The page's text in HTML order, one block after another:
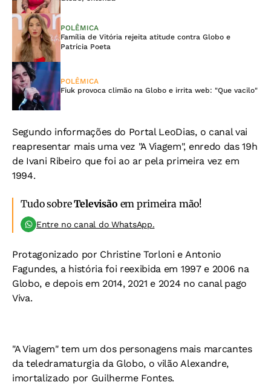
POLÊMICA
Família de Vitória rejeita atitude contra Globo e
Patrícia Poeta
POLÊMICA
Fiuk provoca climão na Globo e irrita web: "Que vacilo"
Segundo informações do Portal LeoDias, o canal vai
reapresentar mais uma vez "A Viagem", enredo das 19h
de Ivani Ribeiro que foi ao ar pela primeira vez em
1994.
Tudo sobreTelevisão em primeira mão!
Entre no canal do WhatsApp.
Protagonizado por Christine Torloni e Antonio
Fagundes, a história foi reexibida em 1997 e 2006 na
Globo, e depois em 2014, 2021 e 2024 no canal pago
Viva.
"A Viagem" tem um dos personagens mais marcantes
da teledramaturgia da Globo, o vilão Alexandre,
imortalizado por Guilherme Fontes.